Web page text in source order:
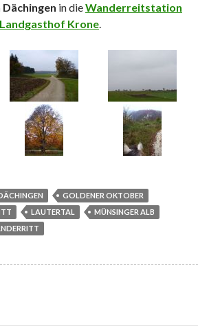
Dächingen in dieWanderreitstation
Landgasthof Krone.
GOLDENER OKTOBER
LAUTERTAL
MÜNSINGER ALB